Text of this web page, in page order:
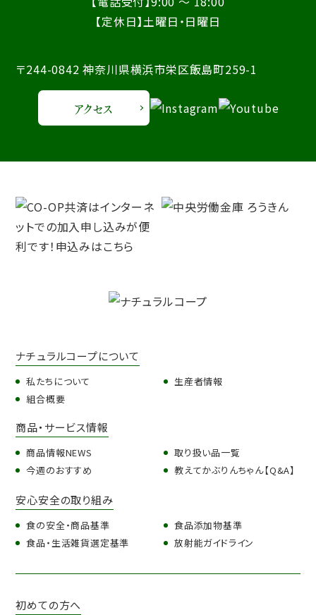
【定休日】土曜日・日曜日
〒244-0842 神奈川県横浜市栄区飯島町259-1
アクセス
ナチュラルコープについて
私たちについて
組合概要
生産者情報
商品・サービス情報
商品情報NEWS
今週のおすすめ
取り扱い品一覧
教えてかぶりんちゃん【Q&A】
安心安全の取り組み
食の安全・商品基準
食品・生活雑貨選定基準
食品添加物基準
放射能ガイドライン
初めての方へ